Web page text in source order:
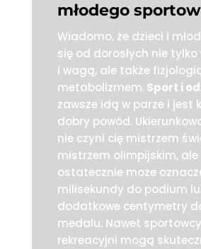
młodego
Wiadomo, że dzieci i
się od dorosłych nie
i wagą, ale także
metabolizmem.Sport i
zawsze idą w parze i jest
dobry powód.
nie czyni cię mistrzem
mistrzem olimpijskim, ale
ostatecznie może
milisekundy do podium
dodatkowe centymetry
medalu. Nawet sportowcy
rekreacyjni mogą